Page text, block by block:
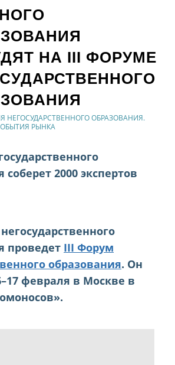
НА III ФОРУМЕ
НЕГОСУДАРСТВЕННОГО ОБРАЗОВАНИЯ.
РЫНКА
соберет 2000 экспертов
проведет III Форум
образования. Он
февраля в Москве в